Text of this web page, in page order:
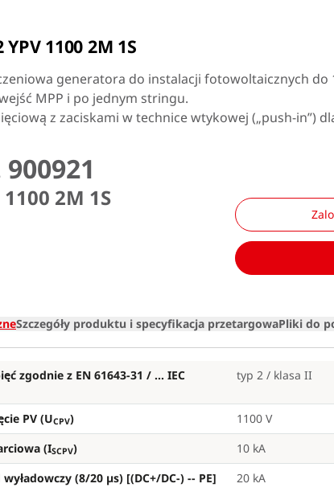
1100 2M 1S
generatora do instalacji fotowoltaicznych do
MPP i po jednym stringu.
z zaciskami w technice wtykowej („push-in”)
1100 2M 1S
Loading
Szczegóły produktu i specyfikacja przetargowaPliki do
zgodnie z EN 61643-31 / ... IEC
typ 2 / klasa II
PV (UCPV)
1100 V
(ISCPV)
10 kA
(8/20 µs) [(DC+/DC-) -- PE]
20 kA